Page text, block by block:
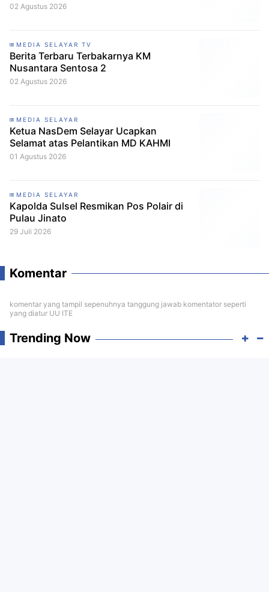
02 Agustus 2026
MEDIA SELAYAR TV
Berita Terbaru Terbakarnya KM
Nusantara Sentosa 2
02 Agustus 2026
MEDIA SELAYAR
Ketua NasDem Selayar Ucapkan
Selamat atas Pelantikan MD KAHMI
01 Agustus 2026
MEDIA SELAYAR
Kapolda Sulsel Resmikan Pos Polair di
Pulau Jinato
29 Juli 2026
Komentar
komentar yang tampil sepenuhnya tanggung jawab komentator seperti
yang diatur UU ITE
Trending Now